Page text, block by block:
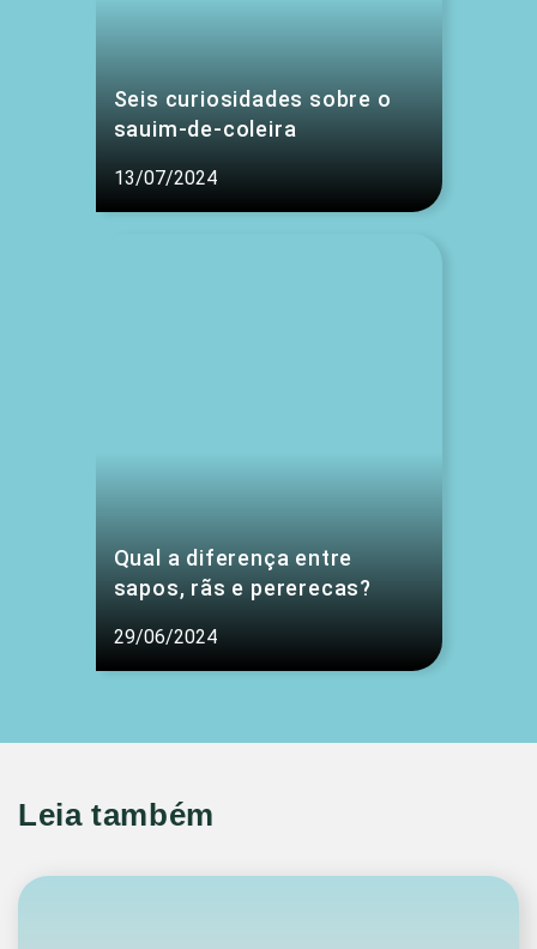
Seis curiosidades sobre o
sauim-de-coleira
13/07/2024
Qual a diferença entre
sapos, rãs e pererecas?
29/06/2024
Leia também